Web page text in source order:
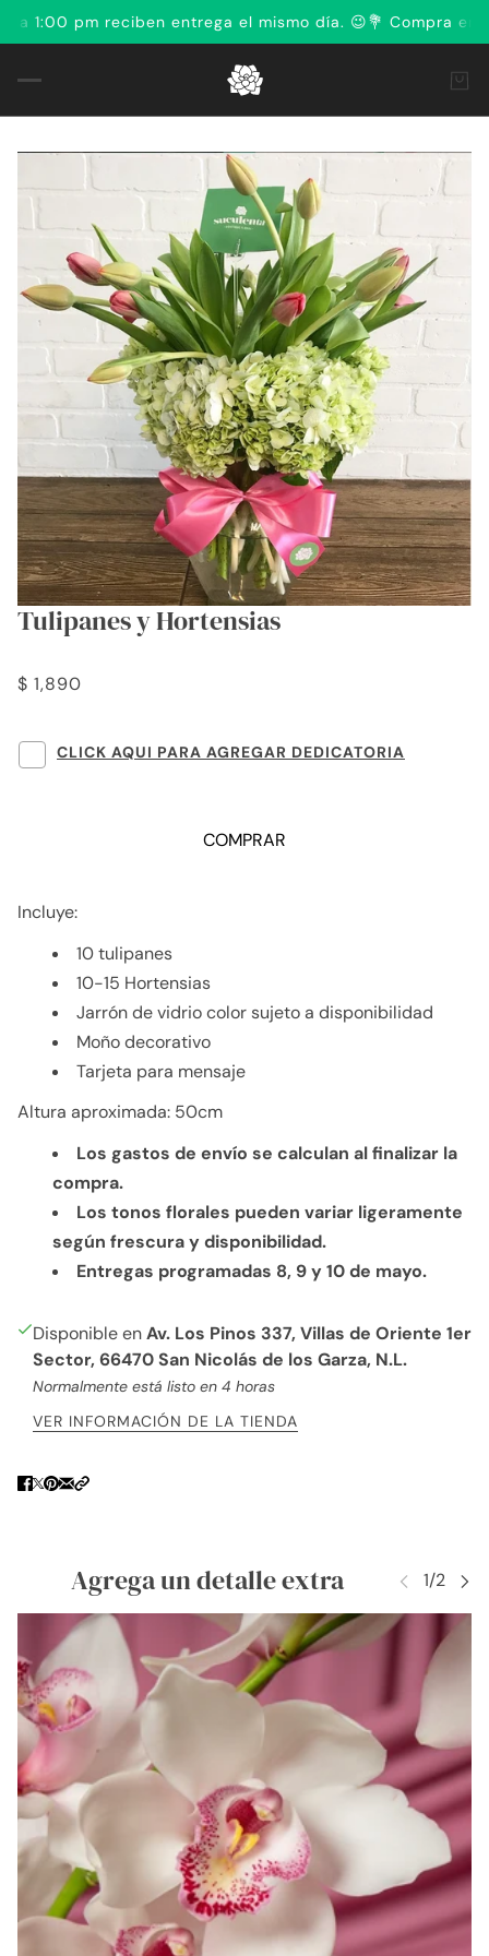
pm reciben entrega el mismo día. 😉💐 Compra en
Tulipanes y Hortensias
$ 1,890
CLICK AQUI PARA AGREGAR DEDICATORIA
COMPRAR
Incluye:
10 tulipanes
10-15 Hortensias
Jarrón de vidrio color sujeto a disponibilidad
Moño decorativo
Tarjeta para mensaje
Altura aproximada: 50cm
Los gastos de envío se calculan al finalizar la
compra.
Los tonos florales pueden variar ligeramente
según frescura y disponibilidad.
Entregas programadas 8, 9 y 10 de mayo.
Disponible enAv. Los Pinos 337, Villas de Oriente 1er
Sector, 66470 San Nicolás de los Garza, N.L.
Normalmente está listo en 4 horas
VER INFORMACIÓN DE LA TIENDA
Agrega un detalle extra